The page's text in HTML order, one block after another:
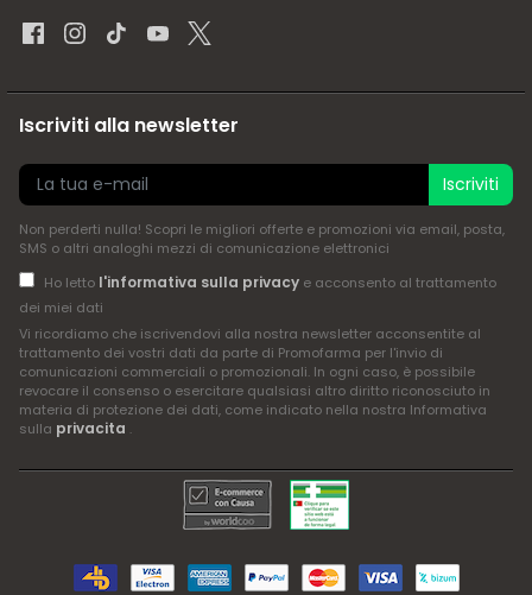
Iscriviti alla newsletter
Iscriviti
Non perderti nulla! Scopri le migliori offerte e promozioni via email, posta,
SMS o altri analoghi mezzi di comunicazione elettronici
Ho letto l'informativa sulla privacye acconsento al trattamento
dei miei dati
Vi ricordiamo che iscrivendovi alla nostra newsletter acconsentite al
trattamento dei vostri dati da parte di Promofarma per l'invio di
comunicazioni commerciali o promozionali. In ogni caso, è possibile
revocare il consenso o esercitare qualsiasi altro diritto riconosciuto in
materia di protezione dei dati, come indicato nella nostra Informativa
sulla privacita .